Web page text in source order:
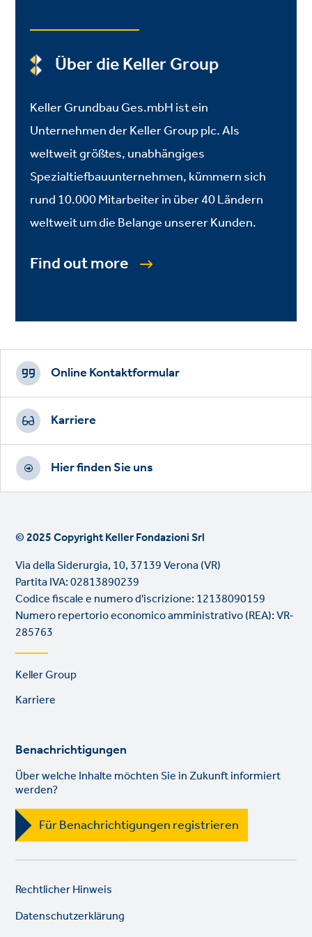
Über die Keller Group
Keller Grundbau Ges.mbH ist ein
Unternehmen der Keller Group plc. Als
weltweit größtes, unabhängiges
Spezialtiefbauunternehmen, kümmern sich
rund 10.000 Mitarbeiter in über 40 Ländern
weltweit um die Belange unserer Kunden.
Find out more
Footer
CTAs
Online Kontaktformular
Karriere
Hier finden Sie uns
© 2025 Copyright Keller Fondazioni Srl
Via della Siderurgia, 10, 37139 Verona (VR)
Partita IVA: 02813890239
Codice fiscale e numero d'iscrizione: 12138090159
Numero repertorio economico amministrativo (REA): VR-
285763
Footer
Keller Group
Karriere
Benachrichtigungen
Über welche Inhalte möchten Sie in Zukunft informiert
werden?
Für Benachrichtigungen registrieren
Legal
links
Rechtlicher Hinweis
Datenschutzerklärung